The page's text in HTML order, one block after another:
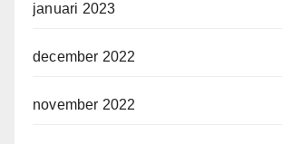
januari 2023
december 2022
november 2022